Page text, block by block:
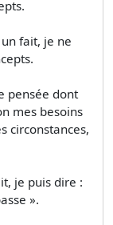
fait, je ne
pensée dont
mes besoins
circonstances,
je puis dire :
».